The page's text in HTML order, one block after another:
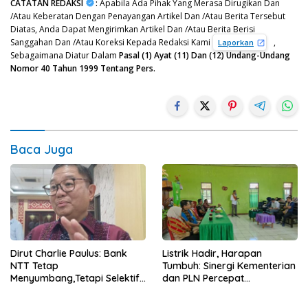
CATATAN REDAKSI : Apabila Ada Pihak Yang Merasa Dirugikan Dan
/Atau Keberatan Dengan Penayangan Artikel Dan /Atau Berita Tersebut
Diatas, Anda Dapat Mengirimkan Artikel Dan /Atau Berita Berisi
Sanggahan Dan /Atau Koreksi Kepada Redaksi Kami
Laporkan
,
Sebagaimana Diatur Dalam Pasal (1) Ayat (11) Dan (12) Undang-Undang
Nomor 40 Tahun 1999 Tentang Pers.
Baca Juga
Dirut Charlie Paulus: Bank
NTT Tetap
Menyumbang,Tetapi Selektif
Listrik Hadir, Harapan
Tumbuh: Sinergi Kementerian
dan PLN Percepat